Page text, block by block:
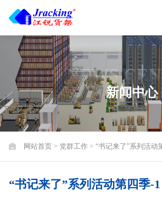
NEWS
新闻中心
网站首页 > 党群工作 > “书记来了”系列活动
“书记来了”系列活动第四季-1